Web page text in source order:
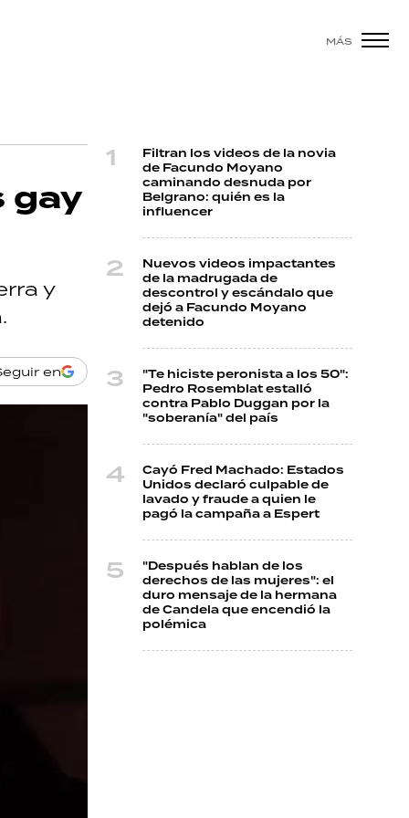
MÁS
gay
y
en
Filtran los videos de la novia
de Facundo Moyano
caminando desnuda por
Belgrano: quién es la
influencer
Nuevos videos impactantes
de la madrugada de
descontrol y escándalo que
dejó a Facundo Moyano
detenido
"Te hiciste peronista a los 50":
Pedro Rosemblat estalló
contra Pablo Duggan por la
"soberanía" del país
Cayó Fred Machado: Estados
Unidos declaró culpable de
lavado y fraude a quien le
pagó la campaña a Espert
"Después hablan de los
derechos de las mujeres": el
duro mensaje de la hermana
de Candela que encendió la
polémica